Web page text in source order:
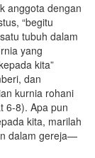
anggota dengan
“begitu
tubuh dalam
yang
kita”
dan
kurnia rohani
6-8). Apa pun
kita, marilah
dalam gereja—